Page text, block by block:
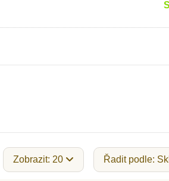
Zobrazit: 20 Řadit podle: